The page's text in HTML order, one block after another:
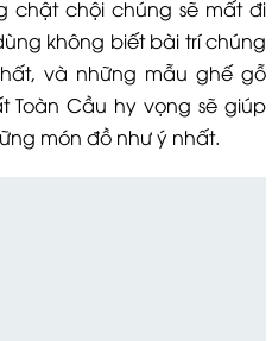
chật chội chúng sẽ mất đi
không biết bài trí chúng
và những mẫu ghế gỗ
Toàn Cầu hy vọng sẽ giúp
món đồ như ý nhất.